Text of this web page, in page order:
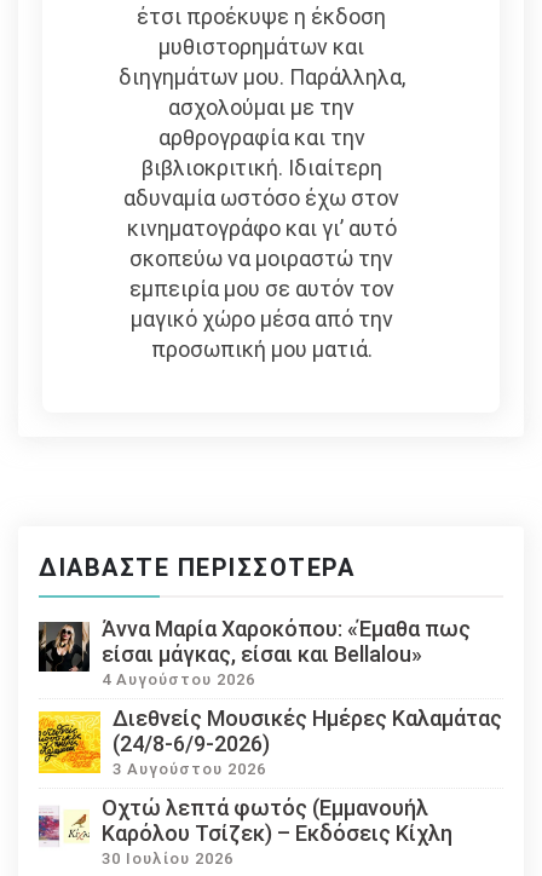
έτσι προέκυψε η έκδοση
μυθιστορημάτων και
διηγημάτων μου. Παράλληλα,
ασχολούμαι με την
αρθρογραφία και την
βιβλιοκριτική. Ιδιαίτερη
αδυναμία ωστόσο έχω στον
κινηματογράφο και γι’ αυτό
σκοπεύω να μοιραστώ την
εμπειρία μου σε αυτόν τον
μαγικό χώρο μέσα από την
προσωπική μου ματιά.
ΔΙΑΒΆΣΤΕ ΠΕΡΙΣΣΌΤΕΡΑ
Άννα Μαρία Χαροκόπου: «Έμαθα πως
είσαι μάγκας, είσαι και Bellalou»
4 Αυγούστου 2026
Διεθνείς Μουσικές Ημέρες Καλαμάτας
(24/8-6/9-2026)
3 Αυγούστου 2026
Οχτώ λεπτά φωτός (Εμμανουήλ
Καρόλου Τσίζεκ) – Εκδόσεις Κίχλη
30 Ιουλίου 2026